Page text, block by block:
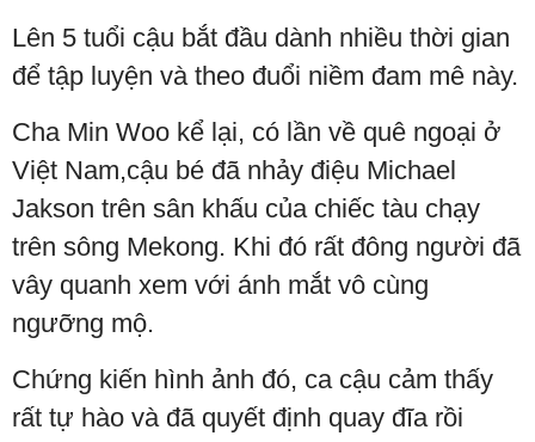
Lên 5 tuổi cậu bắt đầu dành nhiều thời gian
để tập luyện và theo đuổi niềm đam mê này.
Cha Min Woo kể lại, có lần về quê ngoại ở
Việt Nam,cậu bé đã nhảy điệu Michael
Jakson trên sân khấu của chiếc tàu chạy
trên sông Mekong. Khi đó rất đông người đã
vây quanh xem với ánh mắt vô cùng
ngưỡng mộ.
Chứng kiến hình ảnh đó, ca cậu cảm thấy
rất tự hào và đã quyết định quay đĩa rồi